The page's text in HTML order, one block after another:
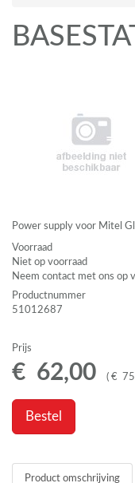
Power supply voor Mitel
Voorraad
Niet op voorraad
Neem contact met ons op
Productnummer
51012687
Prijs
€ 62,00 ( € 75
Bestel
Product omschrijving